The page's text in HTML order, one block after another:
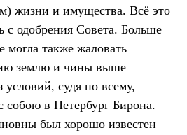
жизни и имущества. Всё это
одобрения Совета. Больше
могла также жаловать
землю и чины выше
судя по всему,
собою в Петербург Бирона.
был хорошо известен